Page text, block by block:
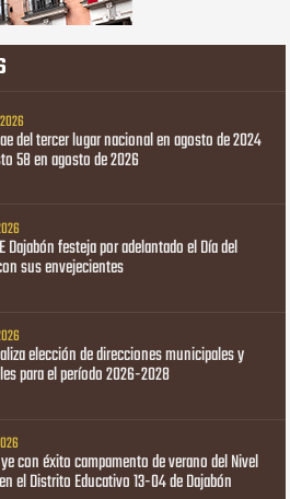
del tercer lugar nacional en agosto de 2024
58 en agosto de 2026
Dajabón festeja por adelantado el Día del
sus envejecientes
elección de direcciones municipales y
para el período 2026-2028
con éxito campamento de verano del Nivel
el Distrito Educativo 13-04 de Dajabón